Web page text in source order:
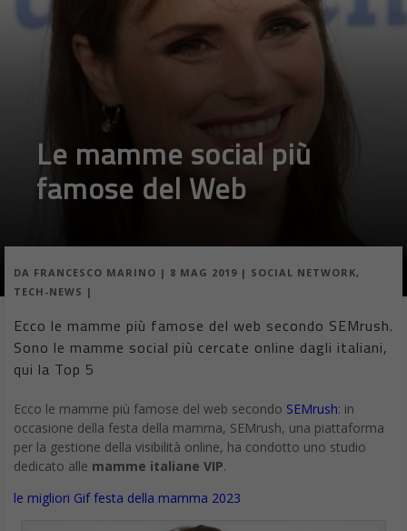
Le mamme social più famose d’Italia
1) Lorena Bianchetti
Una delle conduttrice televisive più conosciute in tutto il paese.
Lo scorso 5 marzo ha dato alla luce la sua prima figlia, Estella,
nata dalla relazione col marito Bernardo De Luca. La gravidanza
di Lorena ha ricevuto tanta attenzione perché al momento del
informazioni sulla sua maternità è triplicato.
2) Gianna Nannini
«È nata con una pettinatura rock, che è la copia esatta della
mamma».
Penelope, la figlia di Gianna Nannini, è nata nel 2010, quando
fatto, all’epoca, provocò diverse discussioni e non poche
critiche.
3) Laura Freddi